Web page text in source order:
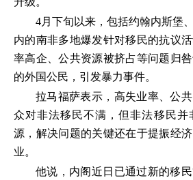
4月下旬以来，包括约翰内斯堡
内的南非多地爆发针对移民的抗议
率高企、公共资源被挤占等问题归
的外国公民，引发暴力事件。
拉马福萨表示，高失业率、公
众对非法移民不满，但非法移民并
源，解决问题的关键还在于提振经
业。
他说，内阁近日已通过新的移